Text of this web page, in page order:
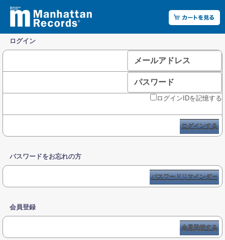
ログイン
メールアドレス
パスワード
ログインIDを記憶する
ログインする
パスワードをお忘れの方
パスワードリマインダー
会員登録
会員登録する